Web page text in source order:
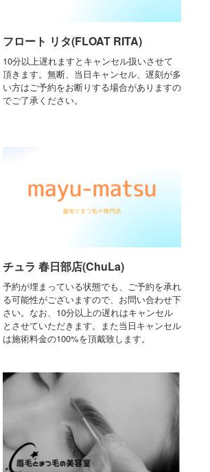
フロート リタ(FLOAT RITA)
10分以上遅れますとキャンセル扱いさせて
頂きます。無断、当日キャンセル、遅刻が多
い方はご予約をお断りする場合がありますの
でご了承ください。
チュラ 春日部店(ChuLa)
予約が埋まっている状態でも、ご予約を承れ
る可能性がございますので、お問い合わせ下
さい。なお、10分以上の遅れはキャンセル
とさせていただきます。また当日キャンセル
は施術料金の100%を頂戴致します。